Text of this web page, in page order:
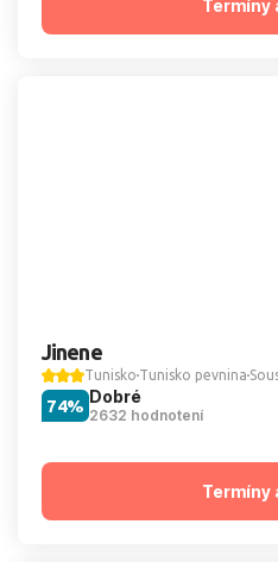
Termíny
Jinene
Tunisko Tunisko pevnina
Dobré
2632 hodnotení
74%
Termíny